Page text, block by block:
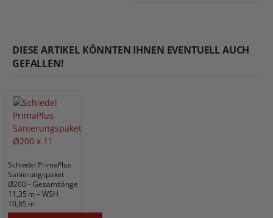
DIESE ARTIKEL KÖNNTEN IHNEN EVENTUELL AUCH
GEFALLEN!
Schiedel PrimaPlus
Sanierungspaket
Ø200 – Gesamtlänge
11,35 m – WSH
10,85 m